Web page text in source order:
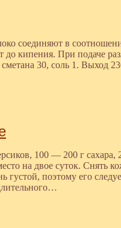
соединяют в
до кипения. При подаче
30, соль 1. Выход
100 — 200 г
на двое суток. Снять
густой, поэтому его